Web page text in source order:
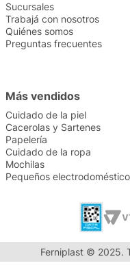
Sucursales
Trabajá con nosotros
Quiénes somos
Preguntas frecuentes
Más vendidos
Cuidado de la piel
Cacerolas y Sartenes
Papelería
Cuidado de la ropa
Mochilas
Pequeños
Ferniplast © 2025.